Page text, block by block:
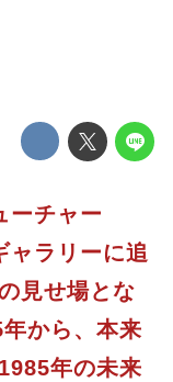
ーチャー
ャラリーに追
見せ場とな
から、本来
年の未来